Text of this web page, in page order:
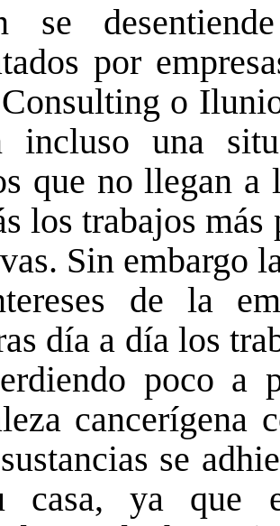
se
por
o
incluso una
que no llegan a
los trabajos
Sin embargo
de la
día a día los
poco a
se
casa, ya que